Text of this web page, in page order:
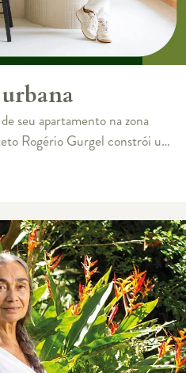
seu apartamento na zona
Rogério Gurgel constrói um